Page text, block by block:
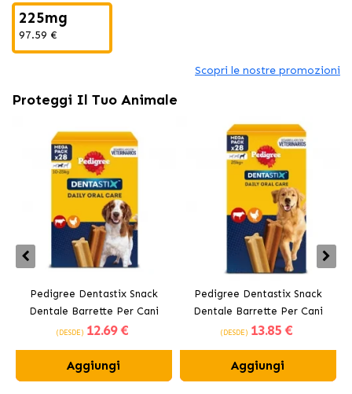
comportamento equilibrato
225mg
97.59 €
Scopri le nostre promozioni
Proteggi Il Tuo Animale
Pedigree Dentastix Snack
Dentale Barrette Per Cani
Medi 10-25 kg
(DESDE) 12.69 €
Aggiungi
Pedigree Dentastix Snack
Dentale Barrette Per Cani
Grandi +25 kg
(DESDE) 13.85 €
Aggiungi